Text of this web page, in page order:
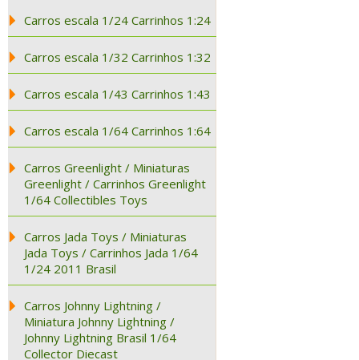
Carros escala 1/24 Carrinhos 1:24
Carros escala 1/32 Carrinhos 1:32
Carros escala 1/43 Carrinhos 1:43
Carros escala 1/64 Carrinhos 1:64
Carros Greenlight / Miniaturas
Greenlight / Carrinhos Greenlight
1/64 Collectibles Toys
Carros Jada Toys / Miniaturas
Jada Toys / Carrinhos Jada 1/64
1/24 2011 Brasil
Carros Johnny Lightning /
Miniatura Johnny Lightning /
Johnny Lightning Brasil 1/64
Collector Diecast